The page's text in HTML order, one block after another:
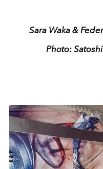
Sara Waka &
Photo: